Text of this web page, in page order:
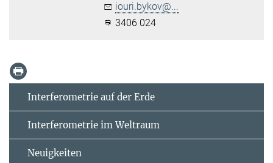
iouri.bykov@...
3406 024
Interferometrie auf der Erde
Interferometrie im Weltraum
Neuigkeiten